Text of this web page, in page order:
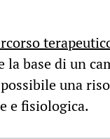
base di un
una
e fisiologica.